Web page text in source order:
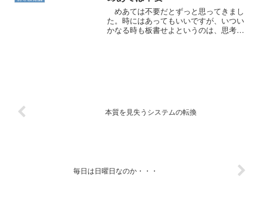
めあては不要だとずっと思ってきまし
た。時にはあってもいいですが、いつい
かなる時も板書せよというのは、思考停
本質を見失うシステムの転換
毎日は日曜日なのか・・・